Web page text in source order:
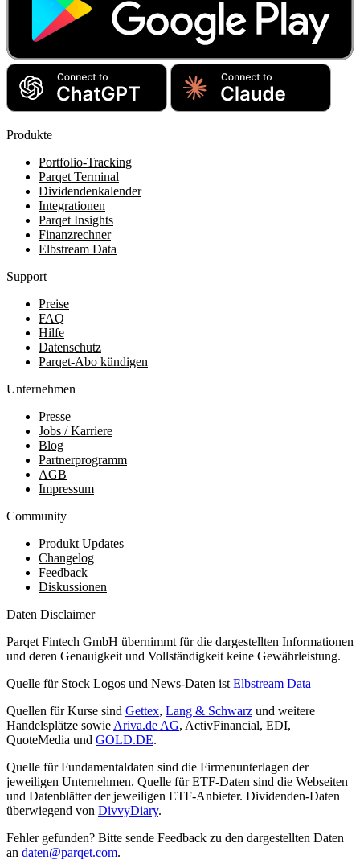
Produkte
Portfolio-Tracking
Parqet Terminal
Dividendenkalender
Integrationen
Parqet Insights
Finanzrechner
Elbstream Data
Support
Preise
FAQ
Hilfe
Datenschutz
Parqet-Abo kündigen
Unternehmen
Presse
Jobs / Karriere
Blog
Partnerprogramm
AGB
Impressum
Community
Produkt Updates
Changelog
Feedback
Diskussionen
Daten Disclaimer
Parqet Fintech GmbH übernimmt für die dargestellten Informationen
und deren Genauigkeit und Vollständigkeit keine Gewährleistung.
Quelle für Stock Logos und News-Daten istElbstream Data
Quellen für Kurse sind Gettex, Lang & Schwarz und weitere
Handelsplätze sowieAriva.de AG, ActivFinancial, EDI,
QuoteMedia und GOLD.DE.
Quelle für Fundamentaldaten sind die Firmenunterlagen der
jeweiligen Unternehmen. Quelle für ETF-Daten sind die Webseiten
und Datenblätter der jeweiligen ETF-Anbieter. Dividenden-Daten
überwiegend von DivvyDiary.
Fehler gefunden? Bitte sende Feedback zu den dargestellten Daten
an daten@parqet.com.